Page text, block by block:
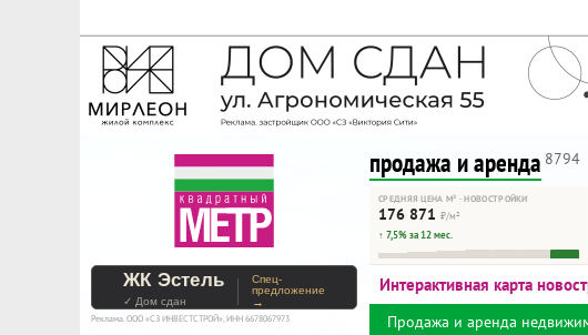
На Метре реклама - только
Помогайте независимому
продажа и аренда 8794
СРЕДНЯЯ ЦЕНА М² · НОВОСТРОЙКИ
176 871 ₽/м²
↑ 7,5% за 12 мес.
ЖК Эстель
✓ Дом сдан
Спец-
предложение
→
Реклама. ООО «СЗ ИНВЕСТСТРОЙ», ИНН 6678067973
Интерактивная карта
Продажа и аренда